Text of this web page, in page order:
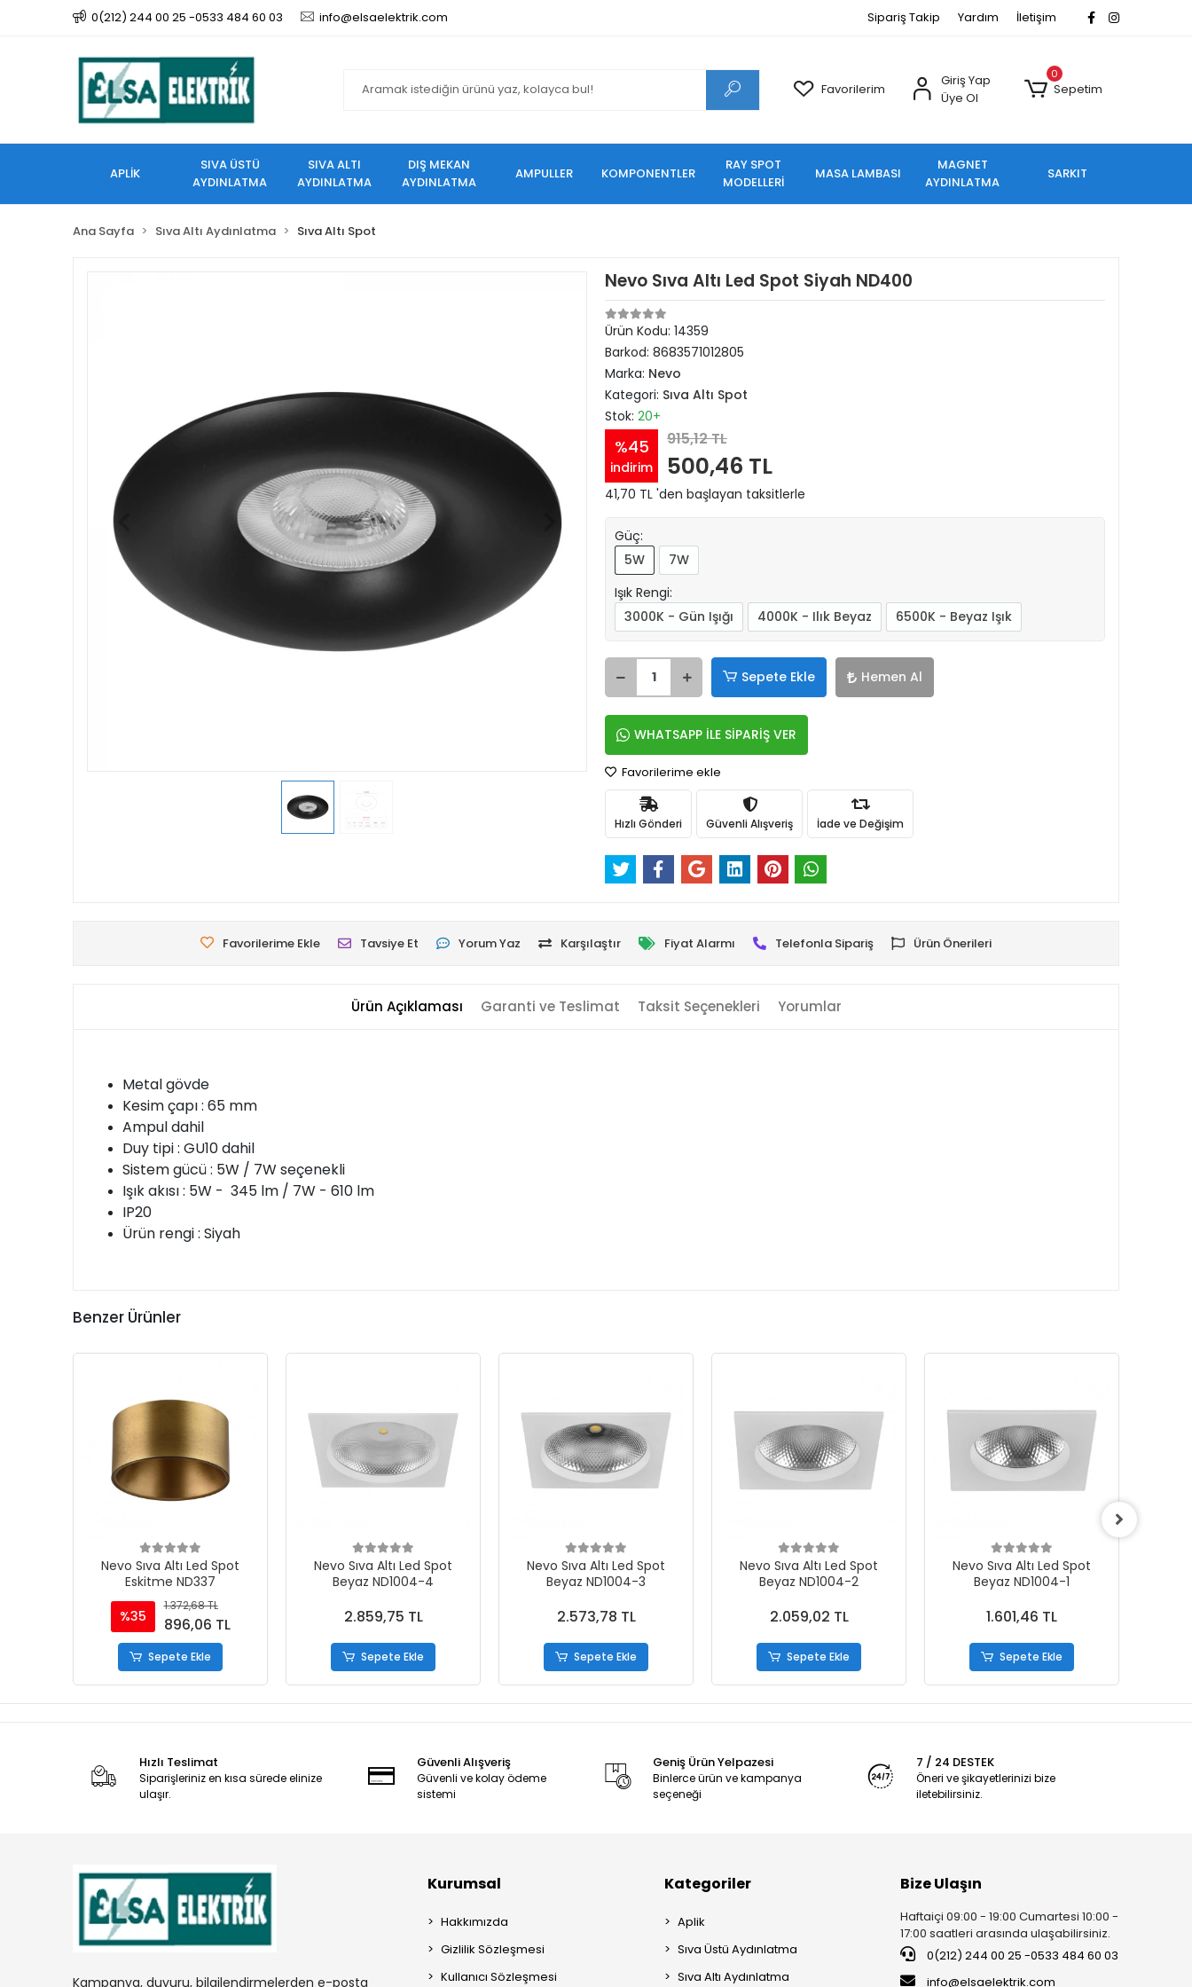
0(212) 244 00 25 -0533 484 60 03 info@elsaelektrik.com Sipariş Takip Yardım İletişim
Favorilerim
Giriş Yap
Üye Ol
0
Sepetim
APLİK
SIVA ÜSTÜ
AYDINLATMA
SIVA ALTI
AYDINLATMA
DIŞ MEKAN
AYDINLATMA
AMPULLER KOMPONENTLER
RAY SPOT
MODELLERİ
MASA LAMBASI
MAGNET
AYDINLATMA
SARKIT
Ana Sayfa Sıva Altı Aydınlatma Sıva Altı Spot
Nevo Sıva Altı Led Spot Siyah ND400
Ürün Kodu: 14359
Barkod: 8683571012805
Marka: Nevo
Kategori: Sıva Altı Spot
Stok: 20+
%45
indirim
915,12 TL
500,46 TL
41,70 TL 'den başlayan taksitlerle
Güç:
5W
7W
Işık Rengi:
3000K - Gün Işığı
4000K - Ilık Beyaz 6500K - Beyaz Işık
Sepete Ekle Hemen Al
WHATSAPP İLE SİPARİŞ VER
Favorilerime ekle
Hızlı Gönderi Güvenli Alışveriş İade ve Değişim
Favorilerime Ekle Tavsiye Et Yorum Yaz Karşılaştır Fiyat Alarmı Telefonla Sipariş Ürün Önerileri
Ürün Açıklaması Garanti ve Teslimat Taksit Seçenekleri Yorumlar
Metal gövde
Kesim çapı : 65 mm
Ampul dahil
Duy tipi : GU10 dahil
Sistem gücü : 5W / 7W seçenekli
Işık akısı : 5W - 345 lm / 7W - 610 lm
IP20
Ürün rengi : Siyah
Benzer Ürünler
Nevo Sıva Altı Led Spot
Eskitme ND337
%35
1.372,68 TL
896,06 TL
Sepete Ekle
Nevo Sıva Altı Led Spot
Beyaz ND1004-4
2.859,75 TL
Sepete Ekle
Nevo Sıva Altı Led Spot
Beyaz ND1004-3
2.573,78 TL
Sepete Ekle
Nevo Sıva Altı Led Spot
Beyaz ND1004-2
2.059,02 TL
Sepete Ekle
Nevo Sıva Altı Led Spot
Beyaz ND1004-1
1.601,46 TL
Sepete Ekle
Hızlı Teslimat
Siparişleriniz en kısa sürede elinize
ulaşır.
Güvenli Alışveriş
Güvenli ve kolay ödeme
sistemi
Geniş Ürün Yelpazesi
Binlerce ürün ve kampanya
seçeneği
7 / 24 DESTEK
Öneri ve şikayetlerinizi bize
iletebilirsiniz.
Kampanya, duyuru, bilgilendirmelerden e-posta
Kurumsal
Hakkımızda
Gizlilik Sözleşmesi
Kullanıcı Sözleşmesi
Kategoriler
Aplik
Sıva Üstü Aydınlatma
Sıva Altı Aydınlatma
Bize Ulaşın
Haftaiçi 09:00 - 19:00 Cumartesi 10:00 -
17:00 saatleri arasında ulaşabilirsiniz.
0(212) 244 00 25 -0533 484 60 03
info@elsaelektrik.com